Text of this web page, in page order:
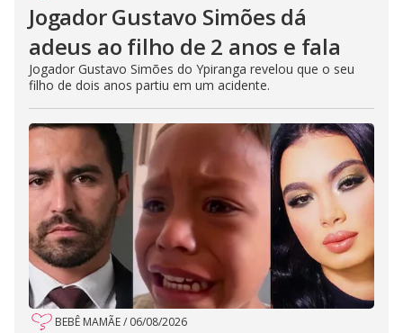
Jogador Gustavo Simões dá
adeus ao filho de 2 anos e fala
Jogador Gustavo Simões do Ypiranga revelou que o seu
filho de dois anos partiu em um acidente.
BEBÊ MAMÃE/ 06/08/2026